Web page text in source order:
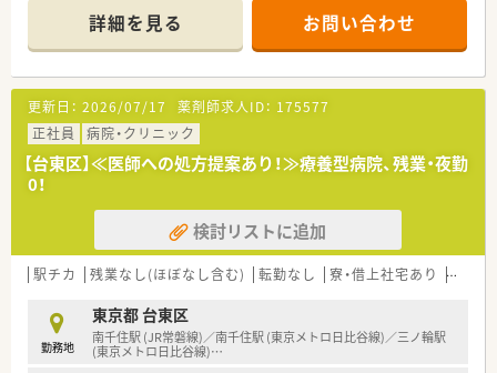
日あたり約80枚の処方箋に対応しています。
■常勤薬剤師3名、パート薬剤師5名、事務3名が在籍し、常時3～
4名の薬剤師が勤務する体制です。
【募集背景と求める人物像について】
■増員による組織強化のため、新しい仲間を迎え入れることを目
的とした募集です。
■ブランクがある方やスキルに不安がある方も安心して働ける
よう、手厚い人数配置が魅力です。
剤師を歓迎しています。
【求人情報について】
■週休2.5日制と休みが多く、年間休日は120日以上とプライベ
■年収は500万円から550万円まで相談可能で、経験や就業条件
により決定されます。
■賞与は年2回（6月・12月）に合計4ヶ月分が支給され、日頃の頑
詳細を見る お問い合わせ
更新日： 2026/07/17 薬剤師求人ID： 175577
正社員
病院・クリニック
【台東区】≪医師への処方提案あり！≫療養型病院、残業・夜勤
0！
検討リストに追加
駅チカ 残業なし(ほぼなし含む) 転勤なし 寮・借上社宅あり 大手
勤務地
東京都 台東区
南千住駅 (JR常磐線)／南千住駅 (東京メトロ日比谷線)／三ノ輪駅
(東京メトロ日比谷線)…